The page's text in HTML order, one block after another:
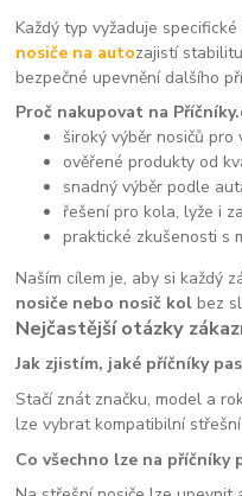
Každý typ vyžaduje
nosiče na autozajistí
bezpečné upevnění dalšího
Proč nakupovat na
široký výběr nosičů pro
ověřené produkty od
snadný výběr podle
řešení pro kola, lyže i
praktické zkušenosti s
Naším cílem je, aby si každý
nosiče nebo nosič kol bez
Nejčastější otázky
Jak zjistím, jaké příčníky
Stačí znát značku, model a
lze vybrat kompatibilní střešní
Co všechno lze na příčníky